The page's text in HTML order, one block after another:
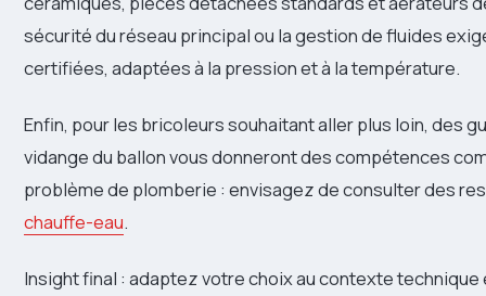
sécurité du réseau principal ou la gestion de fluides
certifiées, adaptées à la pression et à la température.
Enfin, pour les bricoleurs souhaitant aller plus loin, des
vidange du ballon vous donneront des compétences
problème de plomberie : envisagez de consulter des
chauffe-eau.
Insight final : adaptez votre choix au contexte